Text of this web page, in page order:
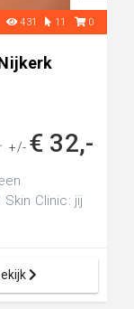
431 11 0
+/- € 32,-
Clinic: jij